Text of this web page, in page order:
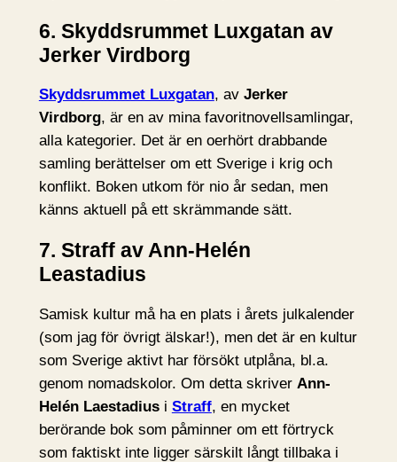
6. Skyddsrummet Luxgatan av
Jerker Virdborg
Skyddsrummet Luxgatan, av Jerker
Virdborg, är en av mina favoritnovellsamlingar,
alla kategorier. Det är en oerhört drabbande
samling berättelser om ett Sverige i krig och
konflikt. Boken utkom för nio år sedan, men
känns aktuell på ett skrämmande sätt.
7. Straff av Ann-Helén
Leastadius
Samisk kultur må ha en plats i årets julkalender
(som jag för övrigt älskar!), men det är en kultur
som Sverige aktivt har försökt utplåna, bl.a.
genom nomadskolor. Om detta skriver Ann-
Helén Laestadiusi Straff, en mycket
berörande bok som påminner om ett förtryck
som faktiskt inte ligger särskilt långt tillbaka i